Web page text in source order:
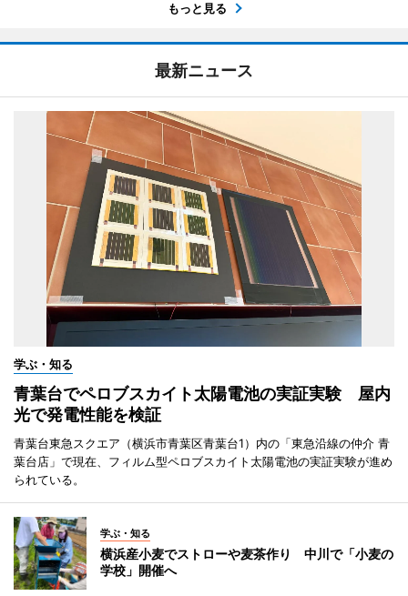
もっと見る
最新ニュース
学ぶ・知る
青葉台でペロブスカイト太陽電池の実証実験 屋内
光で発電性能を検証
青葉台東急スクエア（横浜市青葉区青葉台1）内の「東急沿線の仲介 青
葉台店」で現在、フィルム型ペロブスカイト太陽電池の実証実験が進め
られている。
学ぶ・知る
横浜産小麦でストローや麦茶作り 中川で「小麦の
学校」開催へ